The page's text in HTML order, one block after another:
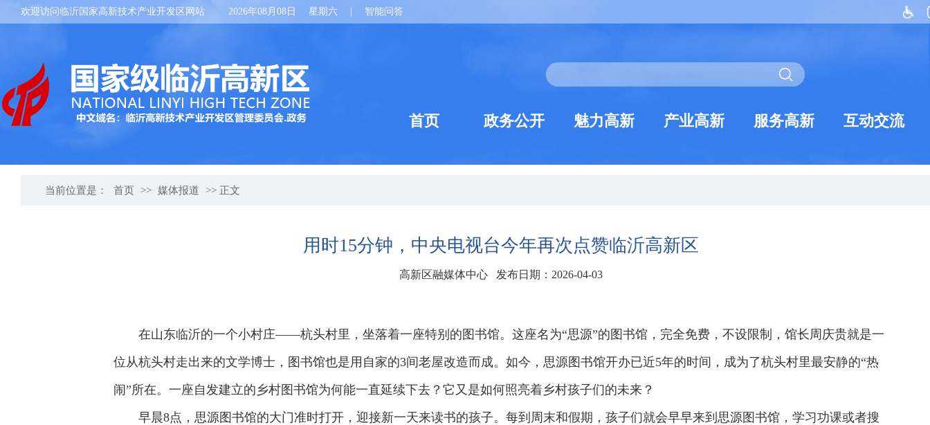
欢迎访问临沂国家高新技术产业开发区网站 2026年08月08日 星期六 智能问答
首页 政务公开 魅力高新 产业高新 服务高新 互动交流
当前位置是： 首页 >> 媒体报道 >> 正文
用时15分钟，中央电视台今年再次点赞临沂高新区
高新区融媒体中心 发布日期：2026-04-03
在山东临沂的一个小村庄——杭头村里，坐落着一座特别的图书馆。这座名为“思源”的图书馆，完全免费，不设限制，馆长周庆贵就是一
位从杭头村走出来的文学博士，图书馆也是用自家的3间老屋改造而成。如今，思源图书馆开办已近5年的时间，成为了杭头村里最安静的“热
闹”所在。一座自发建立的乡村图书馆为何能一直延续下去？它又是如何照亮着乡村孩子们的未来？
早晨8点，思源图书馆的大门准时打开，迎接新一天来读书的孩子。每到周末和假期，孩子们就会早早来到思源图书馆，学习功课或者搜